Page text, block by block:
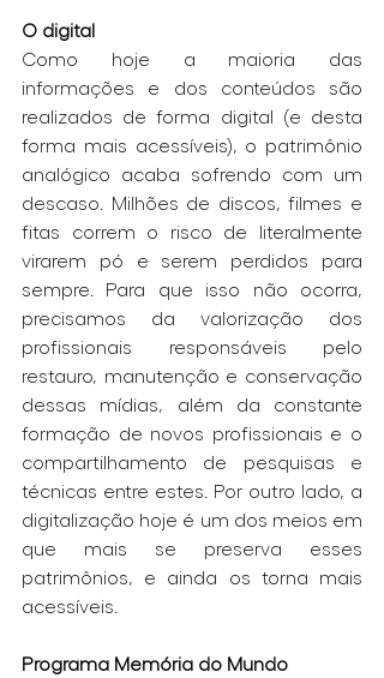
O digital
Como hoje a maioria das
informações e dos conteúdos são
realizados de forma digital (e desta
forma mais acessíveis), o patrimônio
analógico acaba sofrendo com um
descaso. Milhões de discos, filmes e
fitas correm o risco de literalmente
virarem pó e serem perdidos para
sempre. Para que isso não ocorra,
precisamos da valorização dos
profissionais responsáveis pelo
restauro, manutenção e conservação
dessas mídias, além da constante
formação de novos profissionais e o
compartilhamento de pesquisas e
técnicas entre estes. Por outro lado, a
digitalização hoje é um dos meios em
que mais se preserva esses
patrimônios, e ainda os torna mais
acessíveis.
Programa Memória do Mundo